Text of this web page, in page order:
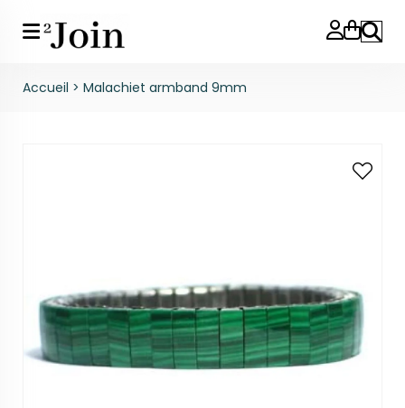
Accueil > Malachiet armband 9mm